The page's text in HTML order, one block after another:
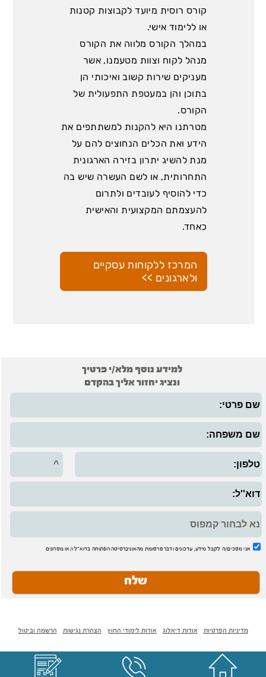
קורס רוסית מיועד לקבוצות קטנות
או ללימוד אישי.
במהלך הקורס מלווה את הקורס
מנהל לקוח וצוות מטעמנו, אשר
מעניקים שירות קשוב ואיכותי הן
בתוכן והן במעטפת התפעולית של
הקורס.
מטרתנו היא להקנות למשתתפים את
הידע ואת הכלים הנחוצים להם על
מנת להשיג יתרון בזירה הארגונית
התחרותית, או לשם העשרה שיש בה
כדי להוסיף לעובדים ולתרום
להעצמתם המקצועית והאישית
כאחד.
המרכז ללקוחות עסקיים
ולארגונים >>
למידע נוסף מלא/י פרטיך
ונציג יחזור אליך בהקדם
אני מסכים/ה לקבל מידע, עדכונים ודבר פרסומת מהאוניברסיטה הפתוחה בדוא"ל ו/או מסרונים
מדיניות הפרטיות אודות דיאלוג אודות לימודי החוץ הצהרת נגישות הרשמה וביטול